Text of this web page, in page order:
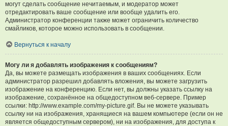
могут сделать сообщение нечитаемым, и модератор может
отредактировать ваше сообщение или вообще удалить его.
Администратор конференции также может ограничить количество
смайликов, которое можно использовать в сообщении.
Вернуться к началу
Могу ли я добавлять изображения к сообщениям?
Да, вы можете размещать изображения в ваших сообщениях. Если
администратор разрешил добавлять вложения, вы можете загрузить
изображение на конференцию. Если нет, вы должны указать ссылку на
изображение, сохранённое на общедоступном веб-сервере. Пример
ссылки: http://www.example.com/my-picture.gif. Вы не можете указывать
ссылку ни на изображения, хранящиеся на вашем компьютере (если он не
является общедоступным сервером), ни на изображения, для доступа к